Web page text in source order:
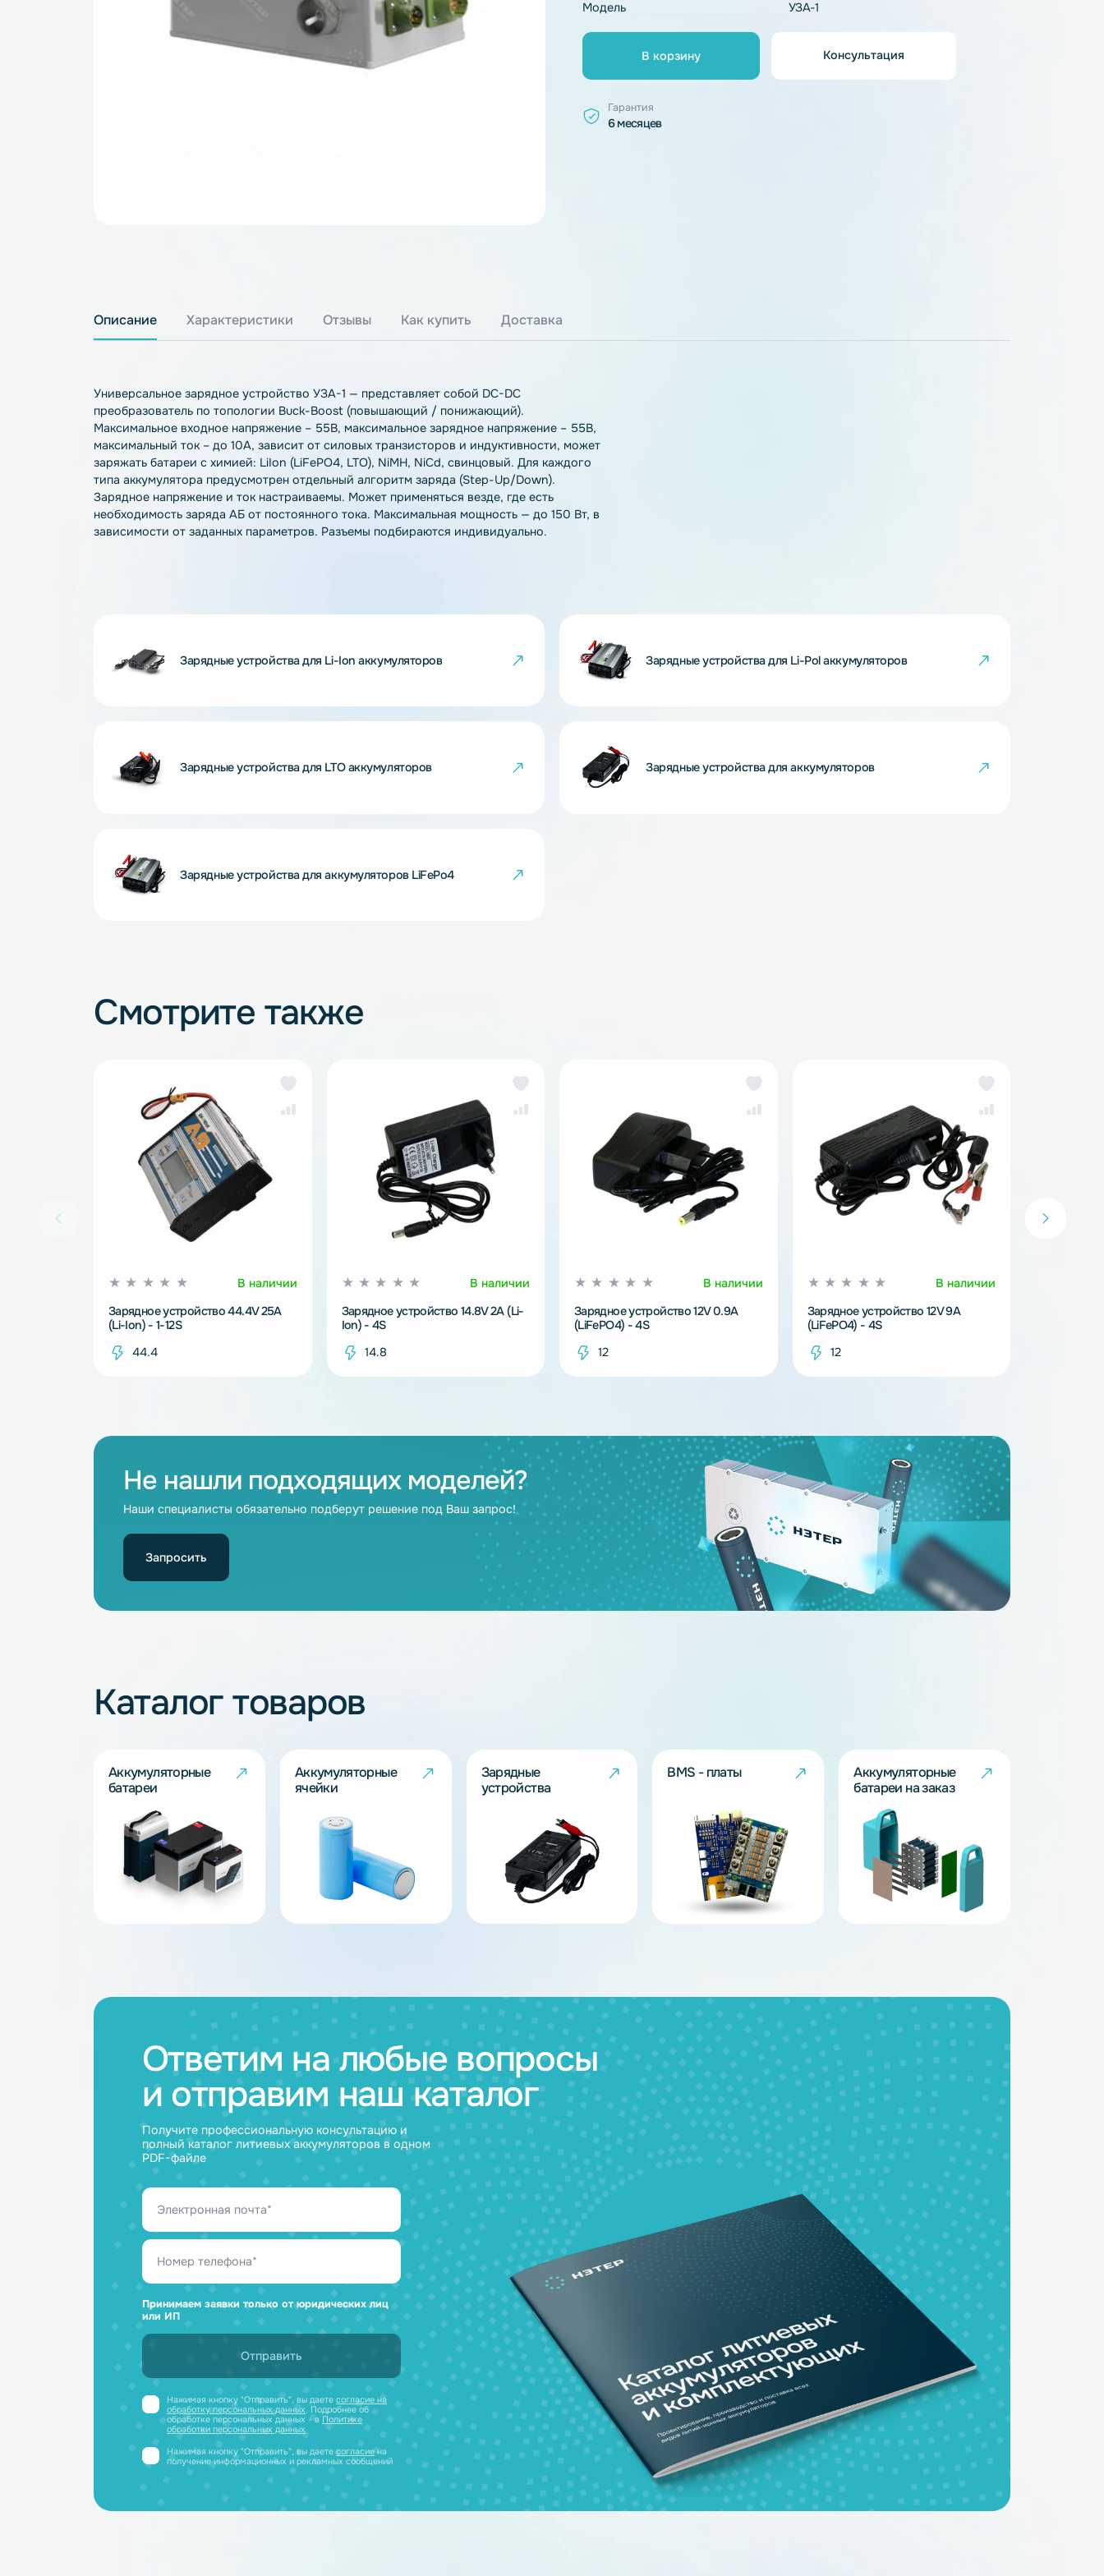
Модель УЗА-1
Описание Характеристики Отзывы Как купить
Универсальное зарядное устройство УЗА-1 — представляет собой DC-DC
преобразователь по топологии Buck-Boost (повышающий / понижающий).
Максимальное входное напряжение – 55В, максимальное зарядное напряжение – 55В,
максимальный ток – до 10А, зависит от силовых транзисторов и индуктивности, может
необходимость заряда АБ от постоянного тока. Максимальная мощность — до 150 Вт, в
зависимости от заданных параметров. Разъемы подбираются индивидуально.
Зарядные устройства для Li-Ion аккумуляторов Зарядные устройства для Li-Pol аккумуляторов
Зарядные устройства для аккумуляторов LiFePo4
Смотрите также
Зарядное устройство 44.4V 25A
(Li-Ion) - 1-12S
В наличии
Зарядное устройство 14.8V 2A (Li-
Ion) - 4S
В наличии
Зарядное устройство 12V 0.9A
(LiFePO4) - 4S
12
Зарядное устройство 12V 9A
(LiFePO4) - 4S
12
Не нашли подходящих моделей?
Наши специалисты обязательно подберут решение под Ваш запрос!
Запросить
Каталог товаров
Аккумуляторные
Аккумуляторные
ячейки
Зарядные
устройства
BMS - платы
Аккумуляторные
батареи на заказ
Ответим на любые вопросы
и отправим наш каталог
Получите профессиональную консультацию и
полный каталог литиевых аккумуляторов в одном
PDF-файле